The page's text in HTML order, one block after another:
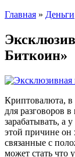
Главная » Деньги
Биткоин»
Криптовалюта, в
для разговоров
зарабатывать, а
этой причине он
связанные с
может стать что